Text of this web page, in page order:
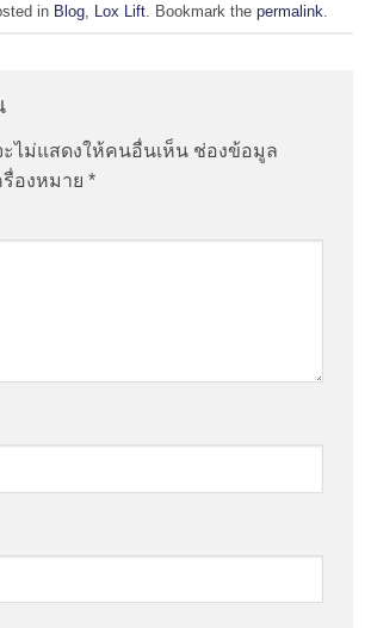
in Blog Lox Lift . Bookmark the permalink
ไม่แสดงให้คนอื่นเห็น ช่องข้อมูล
รื่องหมาย *